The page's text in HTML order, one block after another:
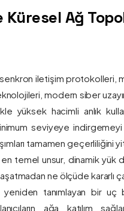
Küresel Ağ
iletişim protokolleri,
modern siber
yüksek hacimli anlık
seviyeye
tamamen geçerliliğini
temel unsur, dinamik yük
ne ölçüde kararlı
yeniden tanımlayan bir
ağa katılım